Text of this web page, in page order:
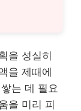
을 성실히
을 제때에
는 데 필요
을 미리 피